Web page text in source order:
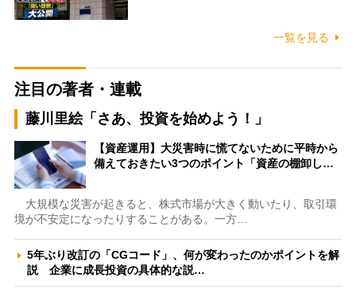
一覧を見る
注目の著者・連載
藤川里絵「さあ、投資を始めよう！」
【資産運用】大災害時に慌てないために平時から
備えておきたい3つのポイント「資産の棚卸し…
大規模な災害が起きると、株式市場が大きく動いたり、取引環
境が不安定になったりすることがある。一方…
5年ぶり改訂の「CGコード」、何が変わったのかポイントを解
説 企業に成長投資の具体的な説…